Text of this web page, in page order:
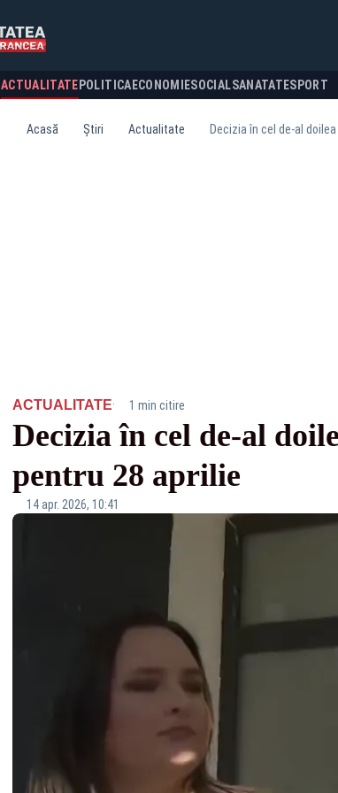
ACTUALITATE POLITICA ECONOMIESOCIALSANATATESPORT
Acasă Știri Actualitate Decizia în cel de-al
ACTUALITATE· 1 min citire
Decizia în cel de-al
pentru 28 aprilie
14 apr. 2026, 10:41